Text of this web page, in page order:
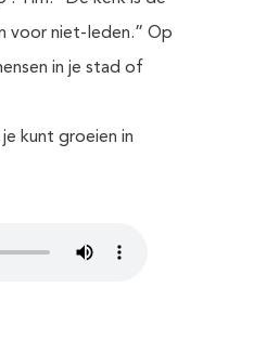
voor niet-leden.” Op
in je stad of
kunt groeien in